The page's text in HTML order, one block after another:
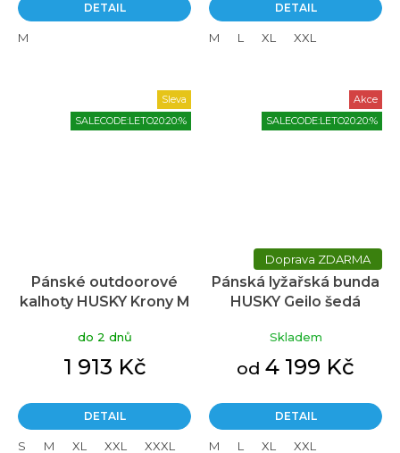
DETAIL
M
DETAIL
M L XL XXL
Sleva
SALECODE:LETO20:20:%
Pánské outdoorové
kalhoty HUSKY Krony M
do 2 dnů
1 913 Kč
DETAIL
S M XL XXL XXXL
Akce
SALECODE:LETO20:20:%
ZDARMA
Pánská lyžařská bunda
HUSKY Geilo šedá
Skladem
od 4 199 Kč
DETAIL
M L XL XXL